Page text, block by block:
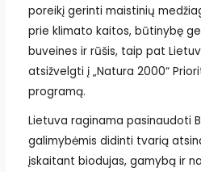
poreikį gerinti maistinių
prie klimato kaitos, būtinybę
buveines ir rūšis, taip pat
atsižvelgti į „Natura 2000“
programą.
Lietuva raginama pasinaudoti
galimybėmis didinti tvarią
įskaitant biodujas, gamybą ir